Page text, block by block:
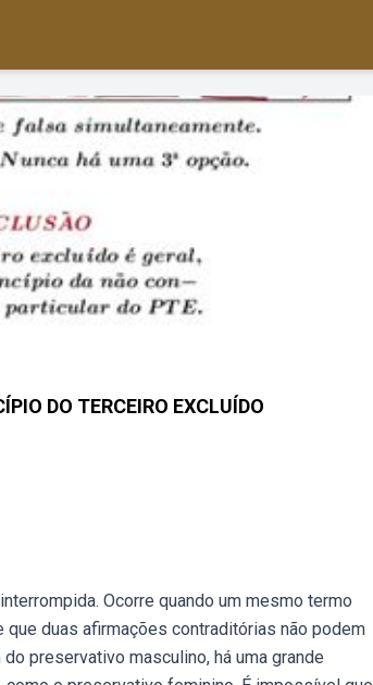
DO TERCEIRO EXCLUÍDO
Ocorre quando um mesmo termo
duas afirmações contraditórias não podem
preservativo masculino, há uma grande